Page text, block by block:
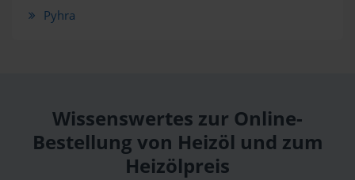
Pyhra
Wissenswertes zur Online-
Bestellung von Heizöl und zum
Heizölpreis